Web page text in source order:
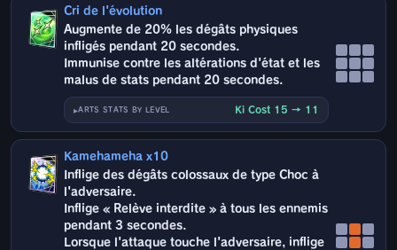
Cri de l'évolution
Augmente de 20% les dégâts physiques
infligés pendant 20 secondes.
Immunise contre les altérations d'état et les
malus de stats pendant 20 secondes.
ARTS STATS BY LEVEL Ki Cost 15 → 11
Kamehameha x10
Inflige des dégâts colossaux de type Choc à
l'adversaire.
Inflige « Relève interdite » à tous les ennemis
pendant 3 secondes.
Lorsque l'attaque touche l'adversaire, inflige